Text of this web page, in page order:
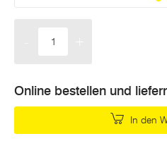
Online bestellen und
In den